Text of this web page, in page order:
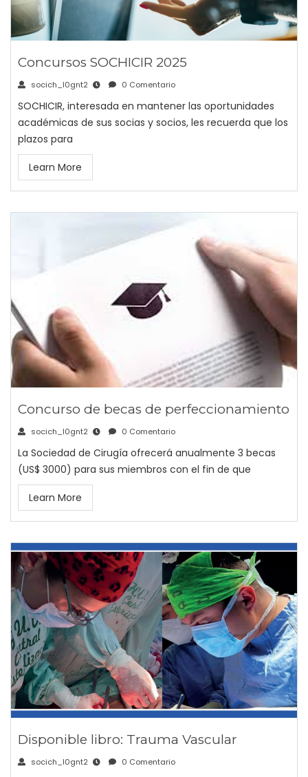
Concursos SOCHICIR 2025
socich_l0gnt2 0 Comentario
SOCHICIR, interesada en mantener las oportunidades
académicas de sus socias y socios, les recuerda que los
plazos para
Learn More
Concurso de becas de perfeccionamiento
socich_l0gnt2 0 Comentario
La Sociedad de Cirugía ofrecerá anualmente 3 becas
(US$ 3000) para sus miembros con el fin de que
Learn More
Disponible libro: Trauma Vascular
socich_l0gnt2 0 Comentario